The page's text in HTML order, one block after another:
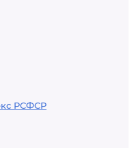
РСФСР